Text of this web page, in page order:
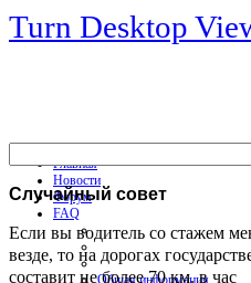
Turn Desktop
Главная
Новости
Форум
FAQ
Общая информация
Случайный совет
Если вы водитель со стажем
везде, то на дорогах
составит не более 70 км. в час